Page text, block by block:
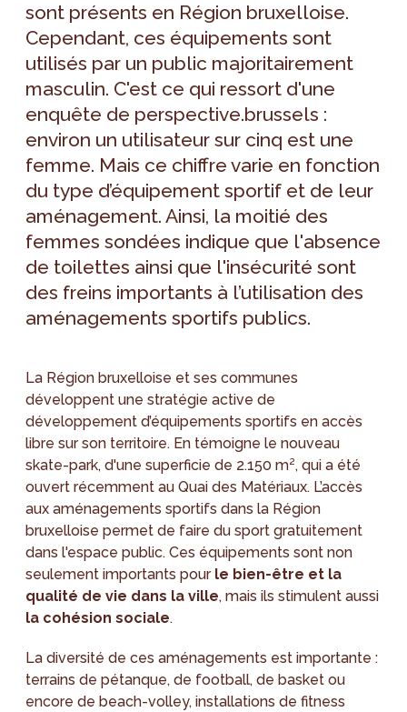
sont présents en Région bruxelloise.
Cependant, ces équipements sont
utilisés par un public majoritairement
masculin. C'est ce qui ressort d'une
enquête de perspective.brussels :
environ un utilisateur sur cinq est une
femme. Mais ce chiffre varie en fonction
du type d’équipement sportif et de leur
aménagement. Ainsi, la moitié des
femmes sondées indique que l'absence
de toilettes ainsi que l'insécurité sont
des freins importants à l’utilisation des
aménagements sportifs publics.
La Région bruxelloise et ses communes
développent une stratégie active de
développement d’équipements sportifs en accès
libre sur son territoire. En témoigne le nouveau
skate-park, d'une superficie de 2.150 m², qui a été
ouvert récemment au Quai des Matériaux. L’accès
aux aménagements sportifs dans la Région
bruxelloise permet de faire du sport gratuitement
dans l'espace public. Ces équipements sont non
seulement importants pour le bien-être et la
qualité de vie dans la ville, mais ils stimulent aussi
la cohésion sociale.
La diversité de ces aménagements est importante :
terrains de pétanque, de football, de basket ou
encore de beach-volley, installations de fitness